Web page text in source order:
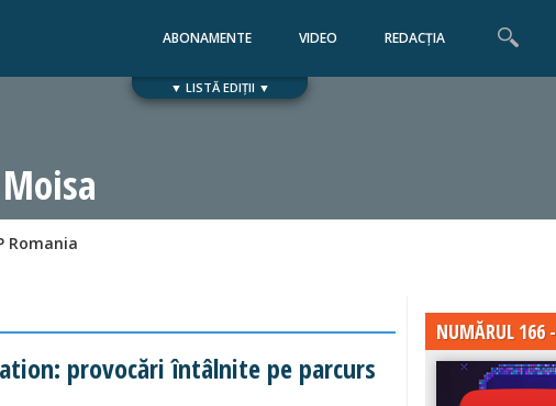
ABONAMENTE VIDEO REDACȚIA
▼ LISTĂ EDIȚII ▼
Romania
provocări întâlnite pe parcurs
NUMĂRUL